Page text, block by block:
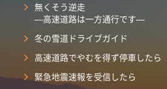
無くそう逆走
―高速道路は一方通行です―
冬の雪道ドライブガイド
高速道路でやむを得ず停車したら
緊急地震速報を受信したら